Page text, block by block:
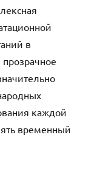
в
каждой
временный